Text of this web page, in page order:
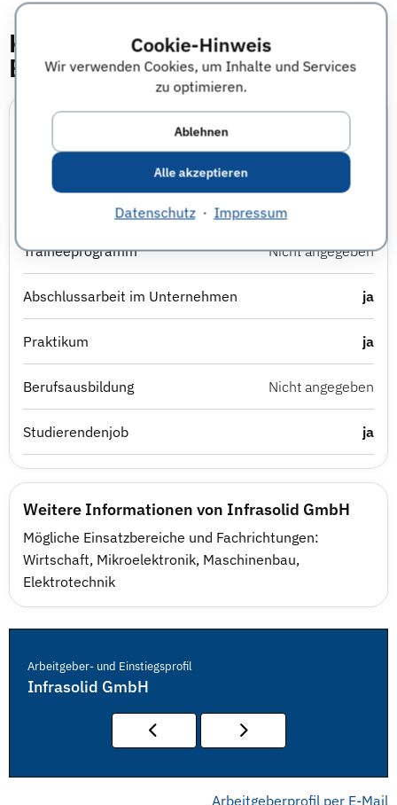
Cookie-Hinweis
Wir verwenden Cookies, um Inhalte und Services
zu optimieren.
Ablehnen
Alle akzeptieren
Datenschutz· Impressum
Karriere- &
Einstiegsmöglichkeiten
Einstiegsmöglichkeiten bei Infrasolid GmbH
Einstieg als Professional Nicht angegeben
Direkteinstieg für Absolvent:innen
Traineeprogramm Nicht angegeben
Abschlussarbeit im Unternehmen ja
Praktikum ja
Berufsausbildung Nicht angegeben
Studierendenjob ja
Weitere Informationen von Infrasolid GmbH
Mögliche Einsatzbereiche und Fachrichtungen:
Wirtschaft, Mikroelektronik, Maschinenbau,
Elektrotechnik
Arbeitgeber- und Einstiegsprofil
Infrasolid GmbH
Arbeitgeberprofil per E-Mail